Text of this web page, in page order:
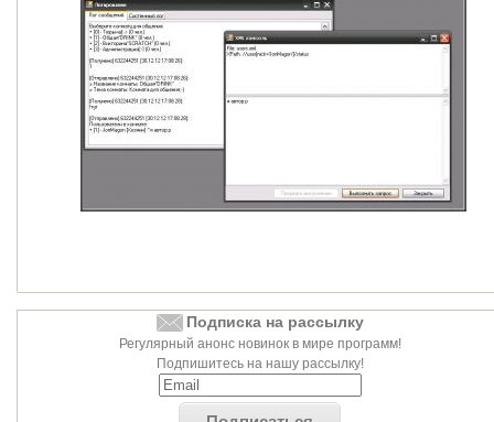
Подписка на рассылку
Регулярный анонс новинок в мире программ!
Подпишитесь на нашу рассылку!